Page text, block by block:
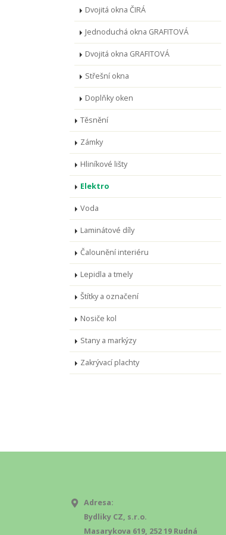
Dvojitá okna ČIRÁ
Jednoduchá okna GRAFITOVÁ
Dvojitá okna GRAFITOVÁ
Střešní okna
Doplňky oken
Těsnění
Zámky
Hliníkové lišty
Elektro
Voda
Laminátové díly
Čalounění interiéru
Lepidla a tmely
Štítky a označení
Nosiče kol
Stany a markýzy
Zakrývací plachty
Adresa:
Bydliky CZ, s.r.o.
Masarykova 619, 252 19 Rudná